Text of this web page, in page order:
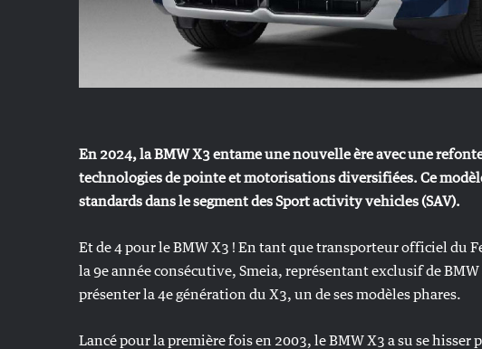
En 2024, la BMW X3 entame une nouvelle ère avec une
technologies de pointe et motorisations diversifiées. Ce
standards dans le segment des Sport activity vehicles (SAV).
Et de 4 pour le BMW X3 ! En tant que transporteur officiel
la 9e année consécutive, Smeia, représentant exclusif de
présenter la 4e génération du X3, un de ses modèles phares.
Lancé pour la première fois en 2003, le BMW X3 a su se hisser